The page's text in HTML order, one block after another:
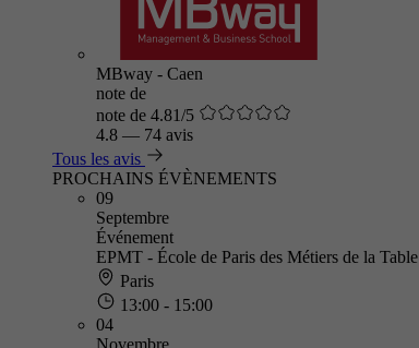
MBway - Caen
note de
note de 4.81/5
4.8 — 74 avis
Tous les avis
PROCHAINS ÉVÈNEMENTS
09
Septembre
Événement
EPMT - École de Paris des Métiers de la Table
Paris
13:00 - 15:00
04
Novembre